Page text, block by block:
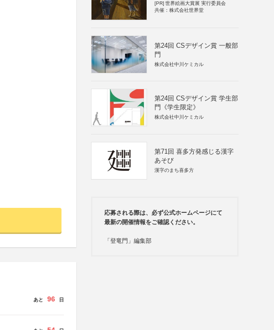
あと 96 日
[PR] 世界絵画大賞展 実行委員会
共催：株式会社世界堂
第24回 CSデザイン賞 一般部
門
株式会社中川ケミカル
第24回 CSデザイン賞 学生部
門《学生限定》
株式会社中川ケミカル
第71回 喜多方発感じる漢字
あそび
漢字のまち喜多方
応募される際は、必ず公式ホームページにて
最新の開催情報をご確認ください。
「登竜門」編集部